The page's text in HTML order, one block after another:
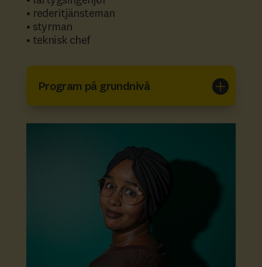
• rederitjänsteman
• styrman
• teknisk chef
Program på grundnivå